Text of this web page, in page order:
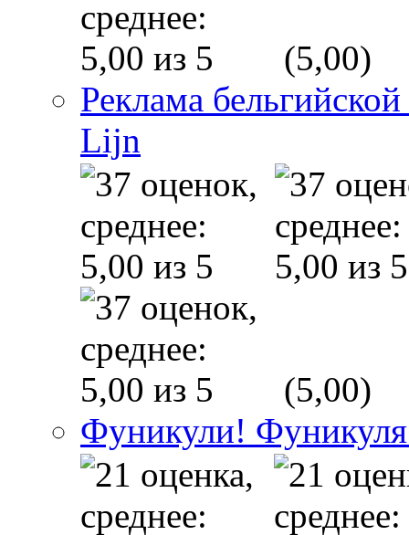
(5,00)
Реклама
Lijn
(5,00)
Фуникули!